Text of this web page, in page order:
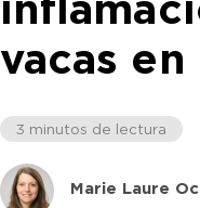
vacas
3 minutos de lectura
Marie Laure